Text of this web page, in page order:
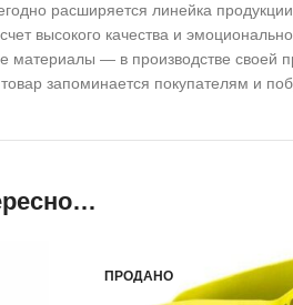
расширяется линейка
высокого качества и
материалы — в производстве своей
запоминается покупателям и
ПРОДАНО